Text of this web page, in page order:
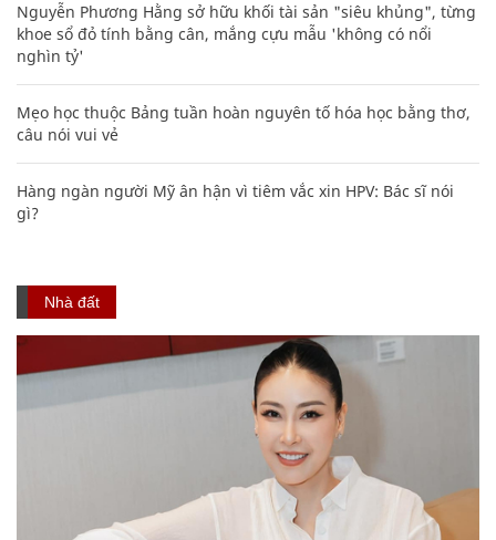
Nguyễn Phương Hằng sở hữu khối tài sản "siêu khủng", từng
khoe sổ đỏ tính bằng cân, mắng cựu mẫu 'không có nổi
nghìn tỷ'
Mẹo học thuộc Bảng tuần hoàn nguyên tố hóa học bằng thơ,
câu nói vui vẻ
Hàng ngàn người Mỹ ân hận vì tiêm vắc xin HPV: Bác sĩ nói
gì?
Nhà đất